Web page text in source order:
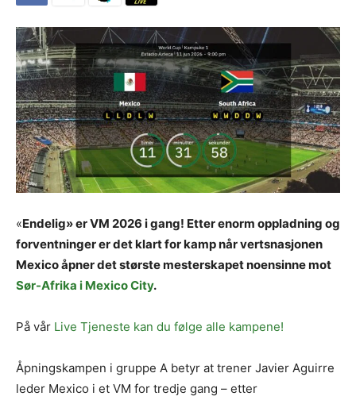
«Endelig» er VM 2026 i gang! Etter enorm oppladning og
forventninger er det klart for kamp når vertsnasjonen
Mexico åpner det største mesterskapet noensinne mot
Sør-Afrika i Mexico City.
På vår Live Tjeneste kan du følge alle kampene!
Åpningskampen i gruppe A betyr at trener Javier Aguirre
leder Mexico i et VM for tredje gang – etter